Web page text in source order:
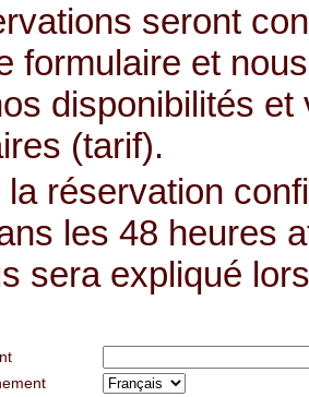
seront
formulaire et
disponibilités
(tarif).
la réservation
les 48 heures
sera expliqué